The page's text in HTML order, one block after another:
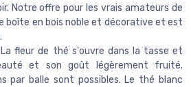
Notre offre pour les vrais amateurs de
boîte en bois noble et décorative et est
: La fleur de thé s'ouvre dans la tasse et
et son goût légèrement fruité.
par balle sont possibles. Le thé blanc